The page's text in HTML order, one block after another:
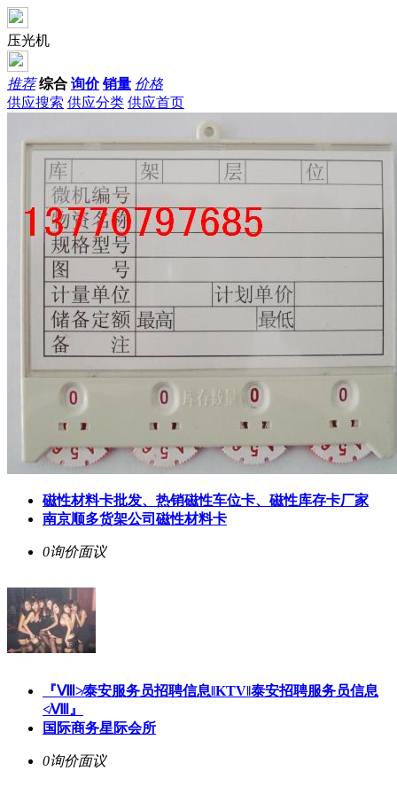
压光机
推荐 综合 询价 销量 价格
供应搜索 供应分类 供应首页
磁性材料卡批发、热销磁性车位卡、磁性库存卡厂家
南京顺多货架公司磁性材料卡
0询价面议
『Ⅷ≯泰安服务员招聘信息‖KTV‖泰安招聘服务员信息
≮Ⅷ』
国际商务星际会所
0询价面议